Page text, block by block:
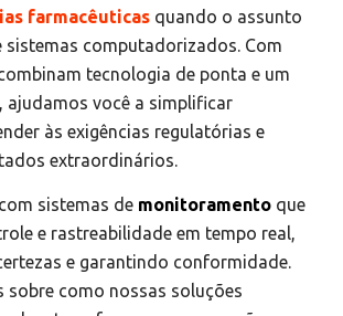
farmacêuticasquando o assunto
sistemas computadorizados. Com
tecnologia de ponta e um
ajudamos você a simplificar
às exigências regulatórias e
extraordinários.
sistemas de monitoramentoque
e rastreabilidade em tempo real,
e garantindo conformidade.
sobre como nossas soluções